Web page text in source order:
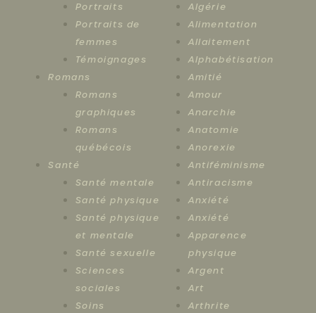
Portraits
Portraits de
femmes
Témoignages
Romans
Romans
graphiques
Romans
québécois
Santé
Santé mentale
Santé physique
Santé physique
et mentale
Santé sexuelle
Sciences
sociales
Soins
Algérie
Alimentation
Allaitement
Alphabétisation
Amitié
Amour
Anarchie
Anatomie
Anorexie
Antiféminisme
Antiracisme
Anxiété
Anxiété
Apparence
physique
Argent
Art
Arthrite